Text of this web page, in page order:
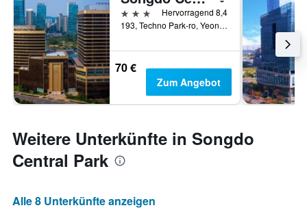
3 Sterne
Hervorragend 8,4
193, Techno Park-ro, Yeonsu-gu, Incheon, Südkorea
70 €
Zum Angebot
Weitere Unterkünfte in Songdo
Central Park
Alle 8 Unterkünfte anzeigen